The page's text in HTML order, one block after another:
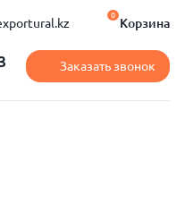
Корзина
0
Заказать звонок